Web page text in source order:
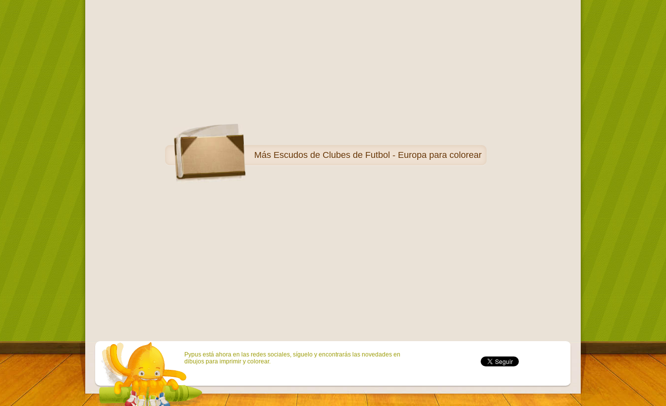
Más Escudos de Clubes de Futbol - Europa para colorear
Pypus está ahora en las redes sociales, síguelo y encontrarás las novedades en
dibujos para imprimir y colorear.